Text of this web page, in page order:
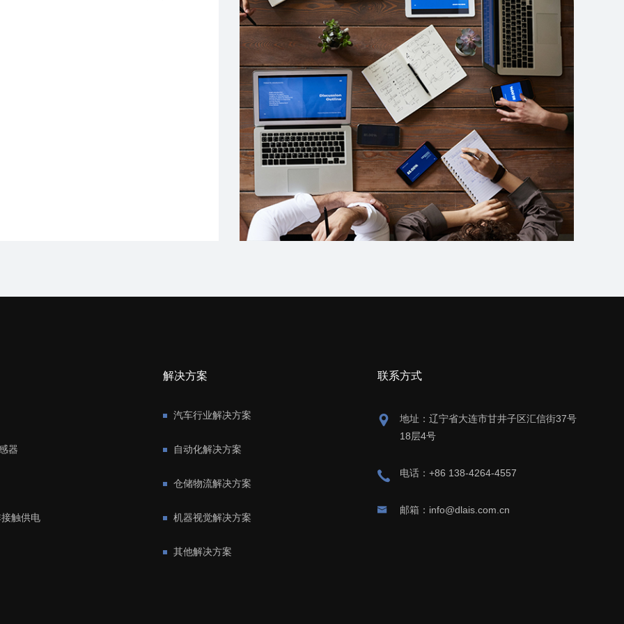
器
触供电
解决方案
汽车行业解决方案
自动化解决方案
仓储物流解决方案
机器视觉解决方案
其他解决方案
联系方式
地址：辽宁省大连市甘井子区汇信街37号
18层4号
电话：+86 138-4264-4557
邮箱：info@dlais.com.cn